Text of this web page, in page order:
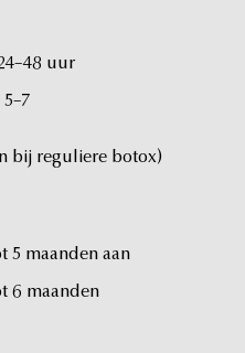
uur
5–7
bij reguliere botox)
5 maanden aan
6 maanden